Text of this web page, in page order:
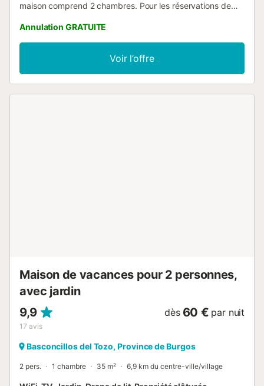
maison comprend 2 chambres. Pour les réservations de
souhaitez utiliser la seconde chambre ou adapter le
logement à vos besoins, contactez l’hôte via la plateforme
de réservation et nous établirons un devis personnalisé
Annulation GRATUITE
Voir l’offre
Maison de vacances pour 2 personnes,
avec jardin
9,9
17 avis
dès 60 € par nuit
Basconcillos del Tozo, Province de Burgos
2 pers. 1 chambre 35 m² 6,9 km du centre-ville/village